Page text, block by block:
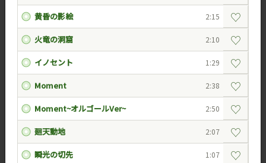
黄昏の影絵 2:15 ♡
火竜の洞窟 2:10 ♡
イノセント 1:29 ♡
Moment 2:38 ♡
Moment~オルゴールVer~ 2:50 ♡
廻天動地 2:07 ♡
瞬光の切先 1:07 ♡